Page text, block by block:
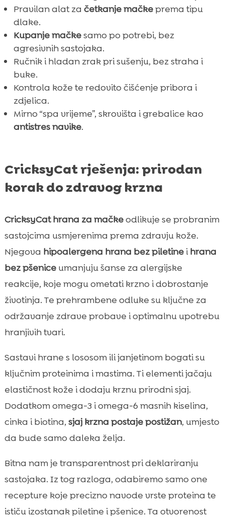
Pravilan alat za četkanje mačkeprema tipu
dlake.
Kupanje mačkesamo po potrebi, bez
agresivnih sastojaka.
Ručnik i hladan zrak pri sušenju, bez straha i
buke.
Kontrola kože te redovito čišćenje pribora i
zdjelica.
Mirno “spa vrijeme”, skrovišta i grebalice kao
antistres navike.
CricksyCat rješenja: prirodan
korak do zdravog krzna
CricksyCat hrana za mačkeodlikuje se probranim
sastojcima usmjerenima prema zdravju kože.
Njegova hipoalergena hrana bez piletineihrana
bez pšeniceumanjuju šanse za alergijske
reakcije, koje mogu ometati krzno i dobrostanje
životinja. Te prehrambene odluke su ključne za
održavanje zdrave probave i optimalnu upotrebu
hranjivih tvari.
Sastavi hrane s lososom ili janjetinom bogati su
ključnim proteinima i mastima. Ti elementi jačaju
elastičnost kože i dodaju krznu prirodni sjaj.
Dodatkom omega-3 i omega-6 masnih kiselina,
cinka i biotina, sjaj krzna postaje postižan, umjesto
da bude samo daleka želja.
Bitna nam je transparentnost pri deklariranju
sastojaka. Iz tog razloga, odabiremo samo one
recepture koje precizno navode vrste proteina te
ističu izostanak piletine i pšenice. Ta otvorenost